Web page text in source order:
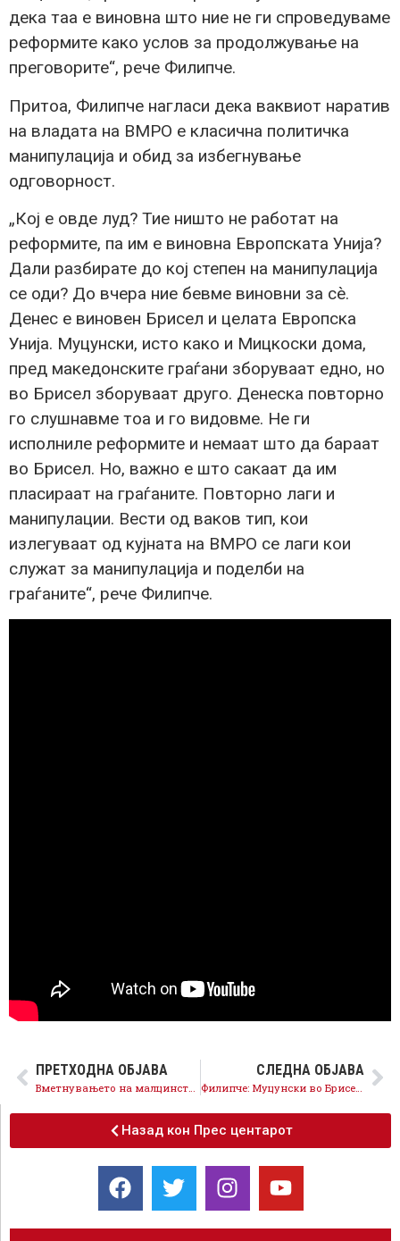
дека таа е виновна што ние не ги спроведуваме
реформите како услов за продолжување на
преговорите“, рече Филипче.
Притоа, Филипче нагласи дека ваквиот наратив
на владата на ВМРО е класична политичка
манипулација и обид за избегнување
одговорност.
„Кој е овде луд? Тие ништо не работат на
реформите, па им е виновна Европската Унија?
Дали разбирате до кој степен на манипулација
се оди? До вчера ние бевме виновни за сè.
Денес е виновен Брисел и целата Европска
Унија. Муцунски, исто како и Мицкоски дома,
пред македонските граѓани зборуваат едно, но
во Брисел зборуваат друго. Денеска повторно
го слушнавме тоа и го видовме. Не ги
исполниле реформите и немаат што да бараат
во Брисел. Но, важно е што сакаат да им
пласираат на граѓаните. Повторно лаги и
манипулации. Вести од ваков тип, кои
излегуваат од кујната на ВМРО се лаги кои
служат за манипулација и поделби на
граѓаните“, рече Филипче.
ПРЕТХОДНА ОБЈАВА СЛЕДНА ОБЈАВА
Филипче: Муцунски во Брисел беше потивок од есенски дожд
Назад кон Прес центарот